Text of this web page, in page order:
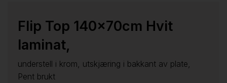
Flip Top 140x70cm Hvit
laminat,
understell i krom, utskjæring i bakkant av plate,
Pent brukt